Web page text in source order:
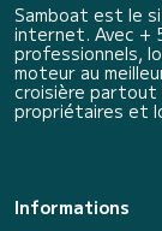
Samboat est le
internet. Avec +
professionnels,
moteur au
croisière partout
propriétaires et
Informations